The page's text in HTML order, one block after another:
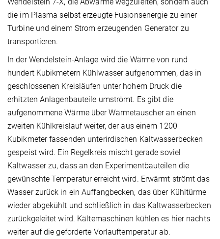
die im Plasma selbst erzeugte Fusionsenergie zu einer
Turbine und einem Strom erzeugenden Generator zu
transportieren.
In der Wendelstein-Anlage wird die Wärme von rund
hundert Kubikmetern Kühlwasser aufgenommen, das in
geschlossenen Kreisläufen unter hohem Druck die
erhitzten Anlagenbauteile umströmt. Es gibt die
aufgenommene Wärme über Wärmetauscher an einen
zweiten Kühlkreislauf weiter, der aus einem 1200
Kubikmeter fassenden unterirdischen Kaltwasserbecken
gespeist wird. Ein Regelkreis mischt gerade soviel
Kaltwasser zu, dass an den Experimentbauteilen die
gewünschte Temperatur erreicht wird. Erwärmt strömt das
Wasser zurück in ein Auffangbecken, das über Kühltürme
wieder abgekühlt und schließlich in das Kaltwasserbecken
zurückgeleitet wird. Kältemaschinen kühlen es hier nachts
weiter auf die geforderte Vorlauftemperatur ab.